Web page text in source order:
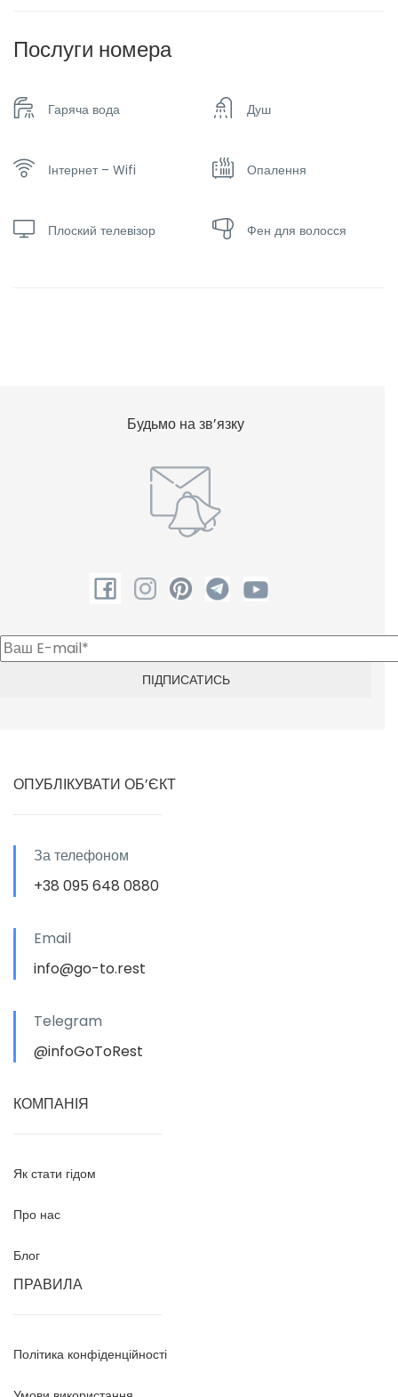
Послуги номера
Гаряча вода Душ
Інтернет – Wifi Опалення
Плоский телевізор Фен для волосся
Будьмо на зв’язку
ОПУБЛІКУВАТИ ОБ’ЄКТ
За телефоном
+38 095 648 0880
Email
info@go-to.rest
Telegram
@infoGoToRest
КОМПАНІЯ
Як стати гідом
Про нас
Блог
ПРАВИЛА
Політика конфіденційності